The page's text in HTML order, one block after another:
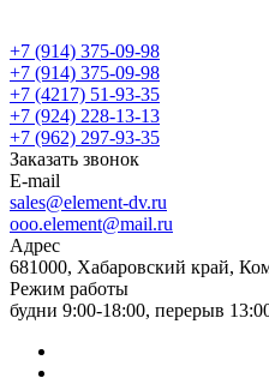
+7 (914) 375-09-98
+7 (914) 375-09-98
+7 (4217) 51-93-35
+7 (924) 228-13-13
+7 (962) 297-93-35
Заказать звонок
E-mail
sales@element-dv.ru
ooo.element@mail.ru
Адрес
681000, Хабаровский край,
Режим работы
будни 9:00-18:00, перерыв